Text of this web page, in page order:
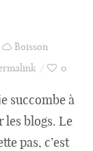
Boisson
0
succombe à
blogs. Le
pas, c’est